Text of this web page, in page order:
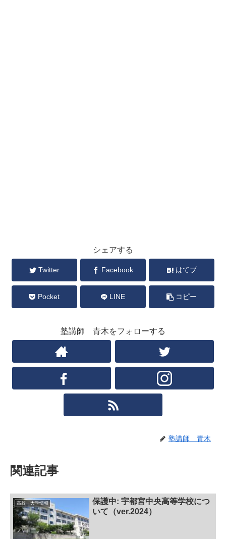
シェアする
Twitter Facebook はてブ
Pocket LINE コピー
塾講師 青木をフォローする
塾講師 青木
関連記事
高校・大学情報
保護中: 宇都宮中央高等学校につ
いて（ver.2024）